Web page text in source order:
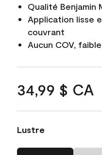
Qualité Benjamin
Application lisse
couvrant
Aucun COV,
34,99 $ CA
Lustre